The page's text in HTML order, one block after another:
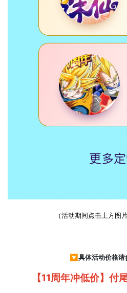
（活动期间点击上方图
🔽 具体活动价格请
【11周年冲低价】付